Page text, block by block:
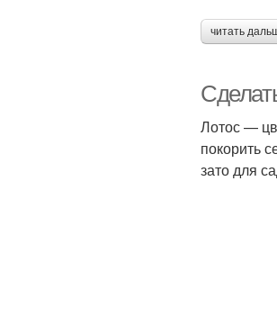
читать
Лотос —
покорить
зато для